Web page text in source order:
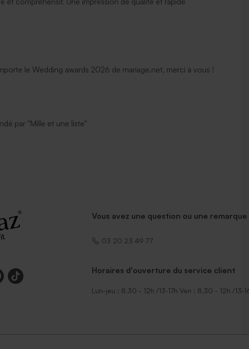
le Wedding awards 2026 de mariage.net, merci à vous !
par "Mille et une liste"
Vous avez une question ou une remarque
03 20 23 49 77
Horaires d'ouverture du service client
Lun-jeu : 8.30 - 12h /13-17h Ven : 8.30 - 12h /13-